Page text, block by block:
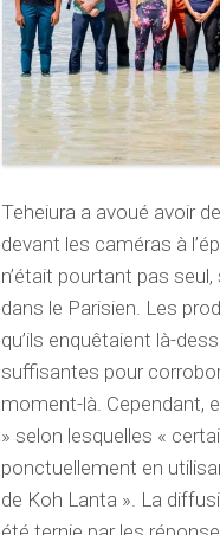
Teheiura a avoué avoir
devant les caméras à
n’était pourtant pas
dans le Parisien. Les
qu’ils enquêtaient là-
suffisantes pour
moment-là. Cependant,
» selon lesquelles «
ponctuellement en
de Koh Lanta ». La